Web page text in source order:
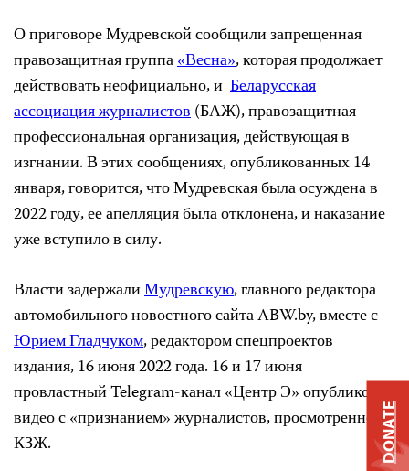
О приговоре Мудревской сообщили запрещенная
правозащитная группа«Весна», которая продолжает
действовать неофициально, и Беларусская
ассоциация журналистов(БАЖ), правозащитная
профессиональная организация, действующая в
изгнании. В этих сообщениях, опубликованных 14
января, говорится, что Мудревская была осуждена в
2022 году, ее апелляция была отклонена, и наказание
уже вступило в силу.
Власти задержалиМудревскую, главного редактора
автомобильного новостного сайта ABW.by, вместе с
Юрием Гладчуком, редактором спецпроектов
издания, 16 июня 2022 года. 16 и 17 июня
провластный Telegram-канал «Центр Э» опубликовал
видео с «признанием» журналистов, просмотренное
КЗЖ.
DONATE